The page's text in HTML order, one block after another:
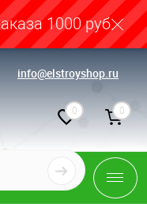
1000 руб.
info@elstroyshop.ru
0 0